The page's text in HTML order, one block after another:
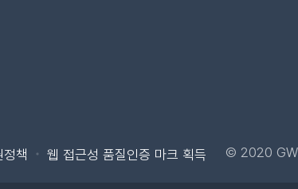
책 웹 접근성 품질인증 마크 획득 © 2020